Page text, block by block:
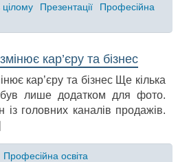
цілому Презентації
Професійна
кар’єру та бізнес
кар’єру та бізнес Ще кілька
був лише додатком для фото.
головних каналів продажів.
Професійна освіта